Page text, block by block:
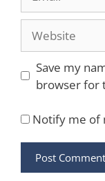
Website
Save my
browser for
Notify me of